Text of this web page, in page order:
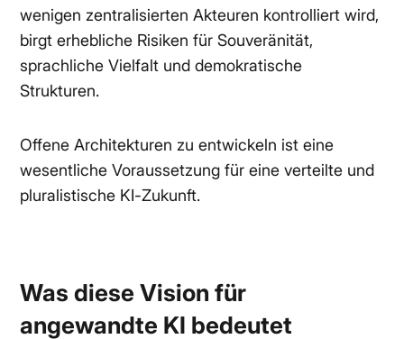
wenigen zentralisierten Akteuren kontrolliert wird,
birgt erhebliche Risiken für Souveränität,
sprachliche Vielfalt und demokratische
Strukturen.
Offene Architekturen zu entwickeln ist eine
wesentliche Voraussetzung für eine verteilte und
pluralistische KI-Zukunft.
Was diese Vision für
angewandte KI bedeutet